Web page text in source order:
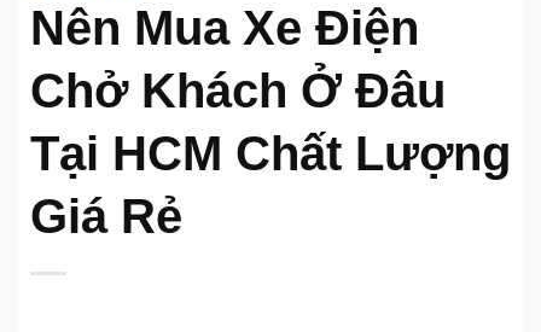
Nên Mua Xe Điện
Chở Khách Ở Đâu
Tại HCM Chất Lượng
Giá Rẻ